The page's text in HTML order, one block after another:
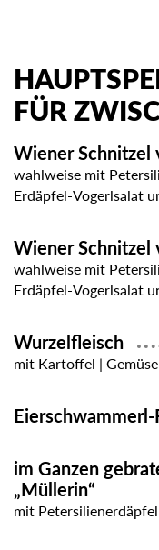
FÜR
Wiener Schnitzel
wahlweise mit
Erdäpfel-Vogerlsalat
Wiener Schnitzel
wahlweise mit
Erdäpfel-Vogerlsalat
Wurzelfleisch
mit Kartoffel |
im Ganzen
„Müllerin“
mit